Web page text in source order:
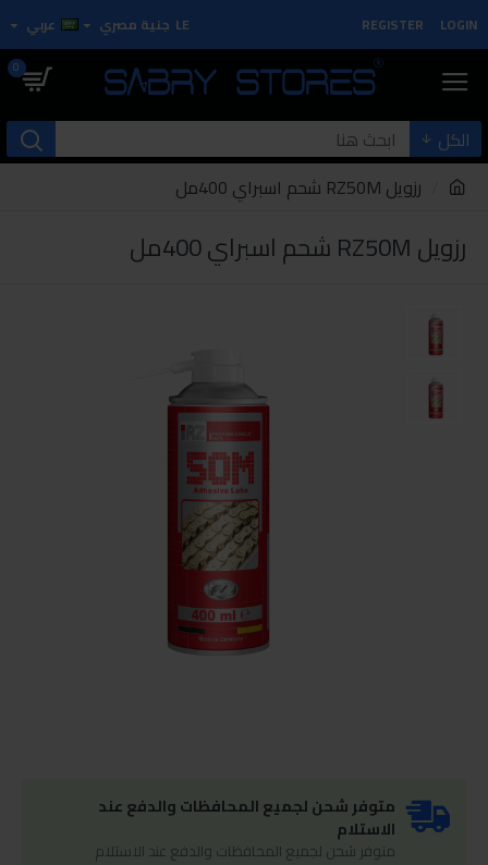
LOGIN
REGISTER
LE جنية مصري عربي
0
الكل
رزويل RZ50M شحم اسبراي 400مل
رزويل RZ50M شحم اسبراي 400مل
متوفر شحن لجميع المحافظات والدفع عند
الاستلام
متوفر شحن لجميع المحافظات والدفع عند الاستلام